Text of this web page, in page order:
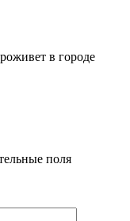
в городе
поля